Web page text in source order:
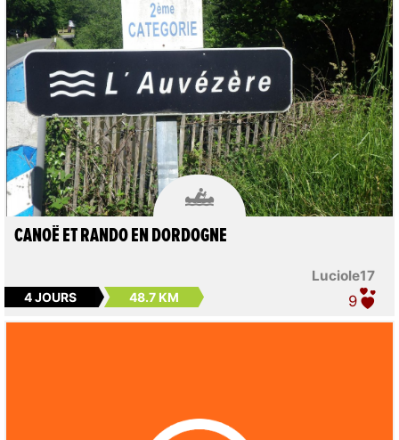

Luciole17
CANOË ET RANDO EN DORDOGNE
4 JOURS 48.7 KM 9